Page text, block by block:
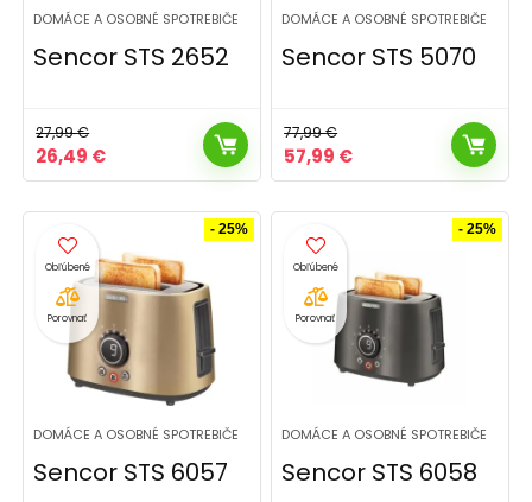
DOMÁCE A OSOBNÉ SPOTREBIČE
Sencor STS 2652
27,99€
Pôvodná
cena
26,49 €Aktuálna
cena
DOMÁCE A OSOBNÉ SPOTREBIČE
Sencor STS 5070
77,99€
Pôvodná
cena
57,99 €Aktuálna
cena
Porovnať
- 25%
DOMÁCE A OSOBNÉ SPOTREBIČE
Sencor STS 6057
Porovnať
- 25%
DOMÁCE A OSOBNÉ SPOTREBIČE
Sencor STS 6058